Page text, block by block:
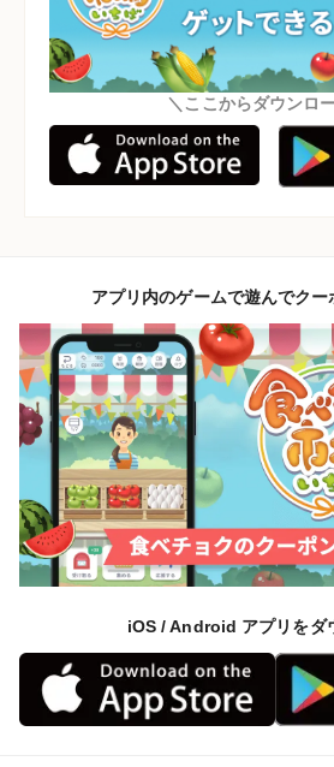
＼ここからダウンロ
アプリ内のゲームで遊んでクー
iOS / Android アプリをダ